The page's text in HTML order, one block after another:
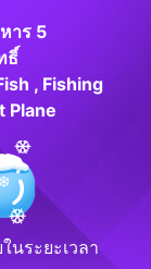
าร 5
ธิ์
, Fishing
Plane
นระยะเวลา